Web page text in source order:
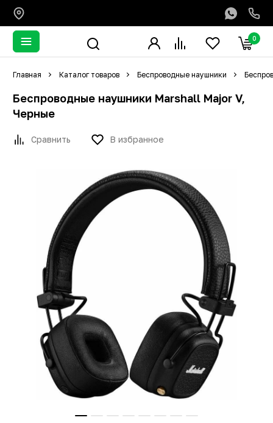
0
Главная Каталог товаров Беспроводные наушники
Беспроводные наушники Marshall Major V,
Черные
Сравнить В избранное